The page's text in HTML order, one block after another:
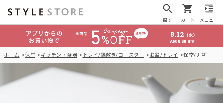
探す カート メニュー
ホーム 保堂 キッチン・食器 トレイ/鍋敷き/コースター お盆/トレイ 保堂/丸盆